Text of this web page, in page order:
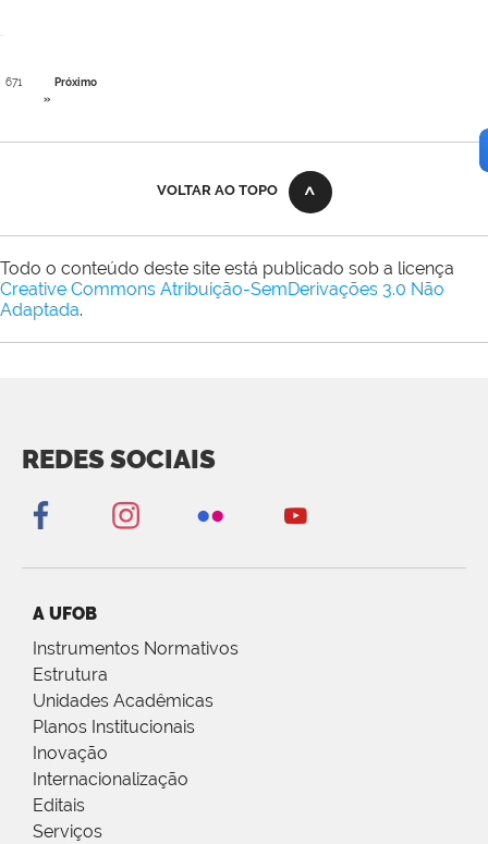
671
Próximo
»
VOLTAR AO TOPO
Todo o conteúdo deste site está publicado sob a licença
Creative Commons Atribuição-SemDerivações 3.0 Não
Adaptada.
REDES SOCIAIS
A UFOB
Instrumentos Normativos
Estrutura
Unidades Acadêmicas
Planos Institucionais
Inovação
Internacionalização
Editais
Serviços